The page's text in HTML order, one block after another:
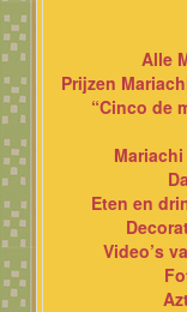
Alle
Prijzen
“Cinco de
Eten en
Video’s